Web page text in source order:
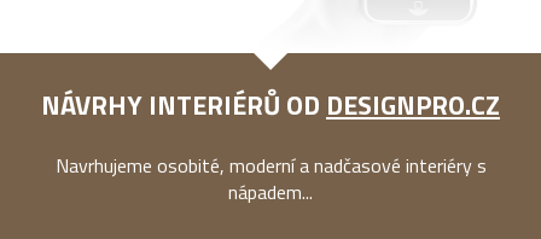
NÁVRHY INTERIÉRŮ OD DESIGNPRO.CZ
Navrhujeme osobité, moderní a nadčasové interiéry s
nápadem...